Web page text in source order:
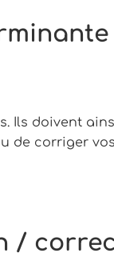
Ils doivent
de corriger
/